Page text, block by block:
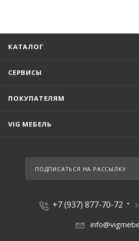
КАТАЛОГ
СЕРВИСЫ
ПОКУПАТЕЛЯМ
VIG МЕБЕЛЬ
ПОДПИСАТЬСЯ НА РАССЫЛКУ
+7 (937) 877-70-72